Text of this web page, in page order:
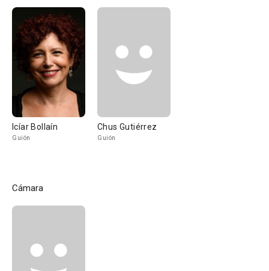
Icíar Bollaín
Guión
Chus Gutiérrez
Guión
Cámara